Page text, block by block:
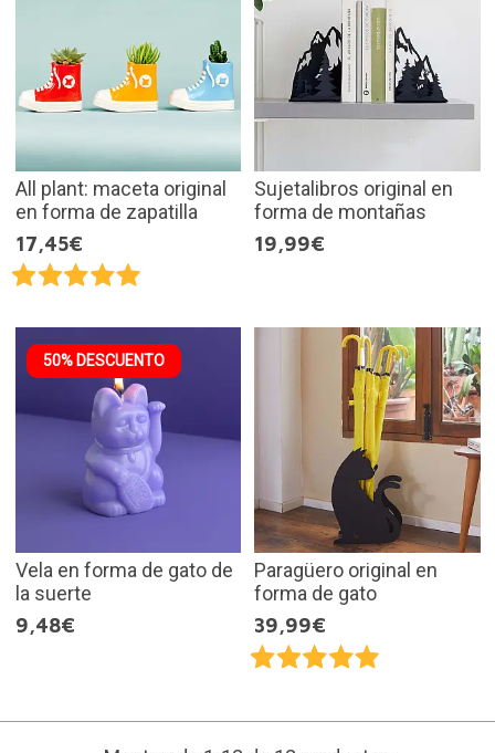
All plant: maceta original
en forma de zapatilla
17,45€
Sujetalibros original en
forma de montañas
19,99€
50% DESCUENTO
Vela en forma de gato de
la suerte
9,48€
Paragüero original en
forma de gato
39,99€